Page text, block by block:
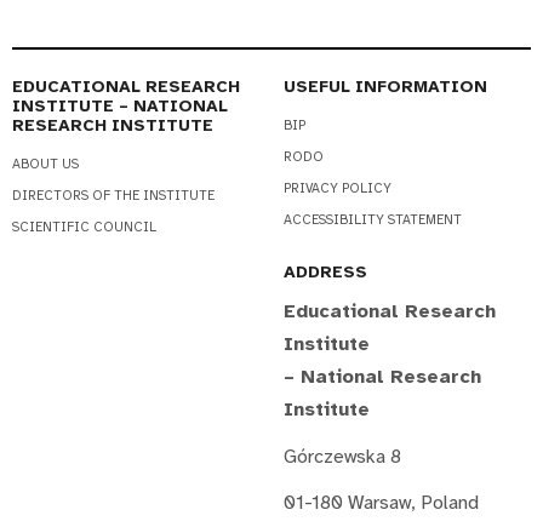
EDUCATIONAL RESEARCH
INSTITUTE – NATIONAL
RESEARCH INSTITUTE
ABOUT US
DIRECTORS OF THE INSTITUTE
SCIENTIFIC COUNCIL
USEFUL INFORMATION
BIP
RODO
PRIVACY POLICY
ACCESSIBILITY STATEMENT
ADDRESS
Educational Research
Institute
– National Research
Institute
Górczewska 8
01-180 Warsaw, Poland